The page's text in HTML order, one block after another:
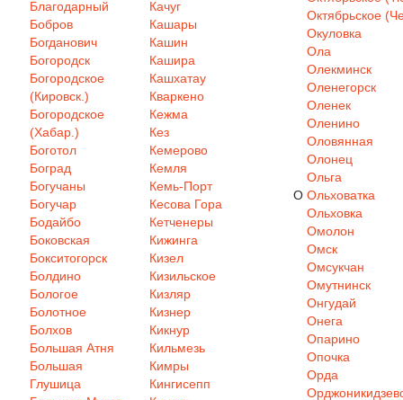
Благодарный
Бобров
Богданович
Богородск
Богородское
(Кировск.)
Богородское
(Хабар.)
Боготол
Боград
Богучаны
Богучар
Бодайбо
Боковская
Бокситогорск
Болдино
Бологое
Болотное
Болхов
Большая Атня
Большая
Глушица
Качуг
Кашары
Кашин
Кашира
Кашхатау
Кваркено
Кежма
Кез
Кемерово
Кемля
Кемь-Порт
Кесова Гора
Кетченеры
Кижинга
Кизел
Кизильское
Кизляр
Кизнер
Кикнур
Кильмезь
Кимры
Кингисепп
О
Октябрьское
Окуловка
Ола
Олекминск
Оленегорск
Оленек
Оленино
Оловянная
Олонец
Ольга
Ольховатка
Ольховка
Омолон
Омск
Омсукчан
Омутнинск
Онгудай
Онега
Опарино
Опочка
Орда